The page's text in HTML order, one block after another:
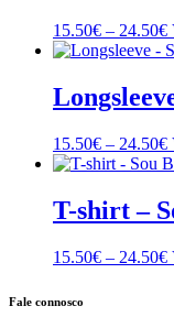
15.50€ – 24.50€
15.50€ – 24.50€
T-shirt –
15.50€ – 24.50€
Fale connosco